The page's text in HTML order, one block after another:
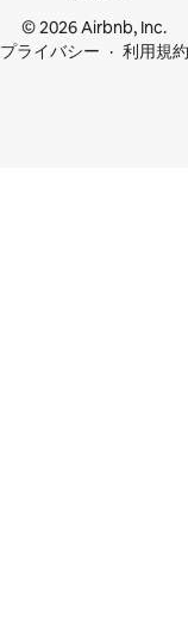
© 2026 Airbnb, Inc.
プライバシー
利用規約